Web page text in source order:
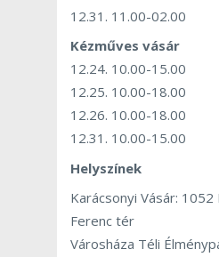
12.31. 11.00-02.00
Kézműves vásár
12.24. 10.00-15.00
12.25. 10.00-18.00
12.26. 10.00-18.00
12.31. 10.00-15.00
Helyszínek
Karácsonyi Vásár:
Ferenc tér
Városháza Téli